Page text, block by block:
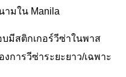
ามใน Manila
มีสติกเกอร์วีซ่าในพาส
การวีซ่าระยะยาว/เฉพาะ